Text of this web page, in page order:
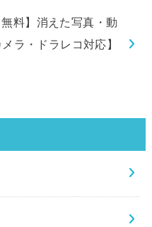
料】消えた写真・動
ラ・ドラレコ対応】